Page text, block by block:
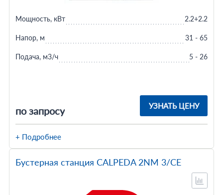
по запросу УЗНАТЬ ЦЕНУ
Мощность, кВт 2.2+2.2
Напор, м 31 - 65
Подача, м3/ч 5 - 26
+ Подробнее
Бустерная станция CALPEDA 2NM 3/CE